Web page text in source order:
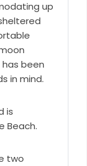
up
been
in mind.
is
Beach.
two